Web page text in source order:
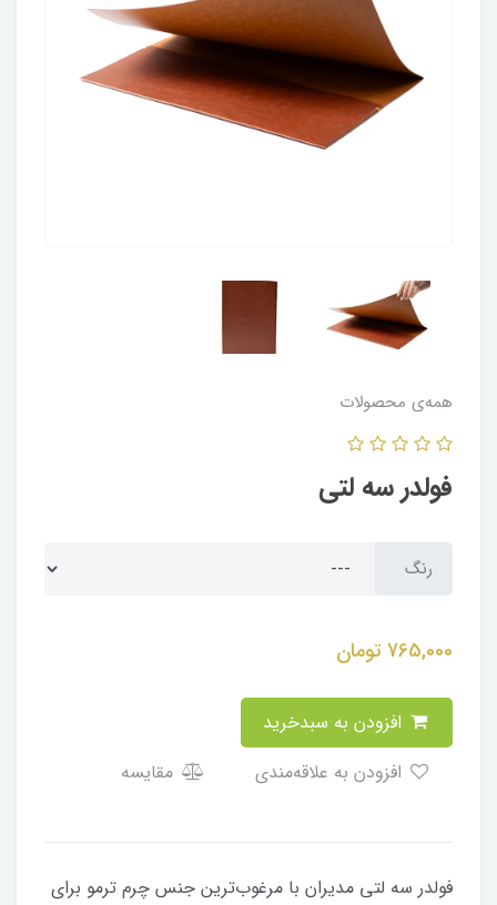
همه‌ی محصولات
فولدر سه لتی
رنگ
765,000 تومان
مقایسه
فولدر سه لتی مدیران با مرغوب‌ترین جنس چرم ترمو برای